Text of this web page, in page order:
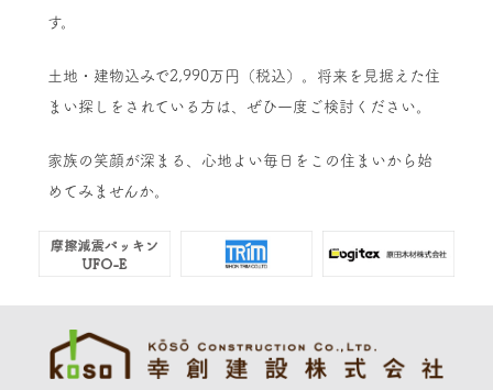
す。
土地・建物込みで2,990万円（税込）。将来を見据えた住
まい探しをされている方は、ぜひ一度ご検討ください。
家族の笑顔が深まる、心地よい毎日をこの住まいから始
めてみませんか。